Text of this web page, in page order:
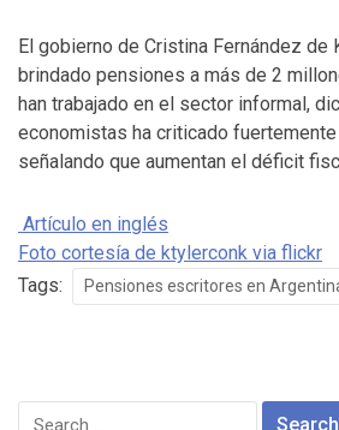
El gobierno de Cristina Fernández de
brindado pensiones a más de 2
han trabajado en el sector informal,
economistas ha criticado
señalando que aumentan el déficit
Artículo en inglés
Foto cortesía de ktylerconk via flickr
Tags:
Pensiones escritores en
Search